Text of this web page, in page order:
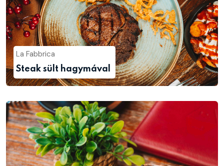
La Fabbrica
Steak sült hagymával